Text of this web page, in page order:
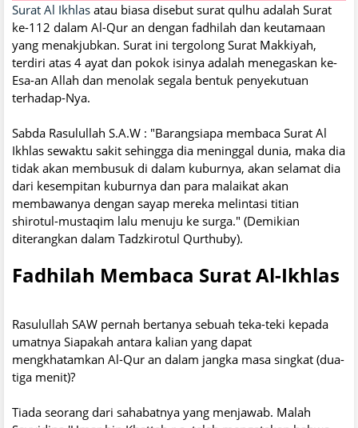
Surat Al Ikhlas atau biasa disebut surat qulhu adalah Surat
ke-112 dalam Al-Qur an dengan fadhilah dan keutamaan
yang menakjubkan. Surat ini tergolong Surat Makkiyah,
terdiri atas 4 ayat dan pokok isinya adalah menegaskan ke-
Esa-an Allah dan menolak segala bentuk penyekutuan
terhadap-Nya.
Sabda Rasulullah S.A.W : "Barangsiapa membaca Surat Al
Ikhlas sewaktu sakit sehingga dia meninggal dunia, maka dia
tidak akan membusuk di dalam kuburnya, akan selamat dia
dari kesempitan kuburnya dan para malaikat akan
membawanya dengan sayap mereka melintasi titian
shirotul-mustaqim lalu menuju ke surga." (Demikian
diterangkan dalam Tadzkirotul Qurthuby).
Fadhilah Membaca Surat Al-Ikhlas
Rasulullah SAW pernah bertanya sebuah teka-teki kepada
umatnya Siapakah antara kalian yang dapat
mengkhatamkan Al-Qur an dalam jangka masa singkat (dua-
tiga menit)?
Tiada seorang dari sahabatnya yang menjawab. Malah